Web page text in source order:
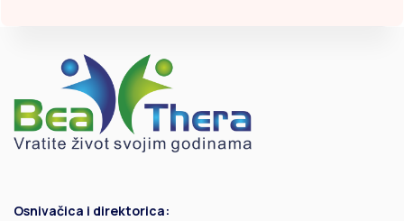
Osnivačica i direktorica: